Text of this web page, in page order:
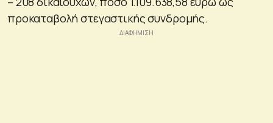
προκαταβολή στεγαστικής συνδρομής.